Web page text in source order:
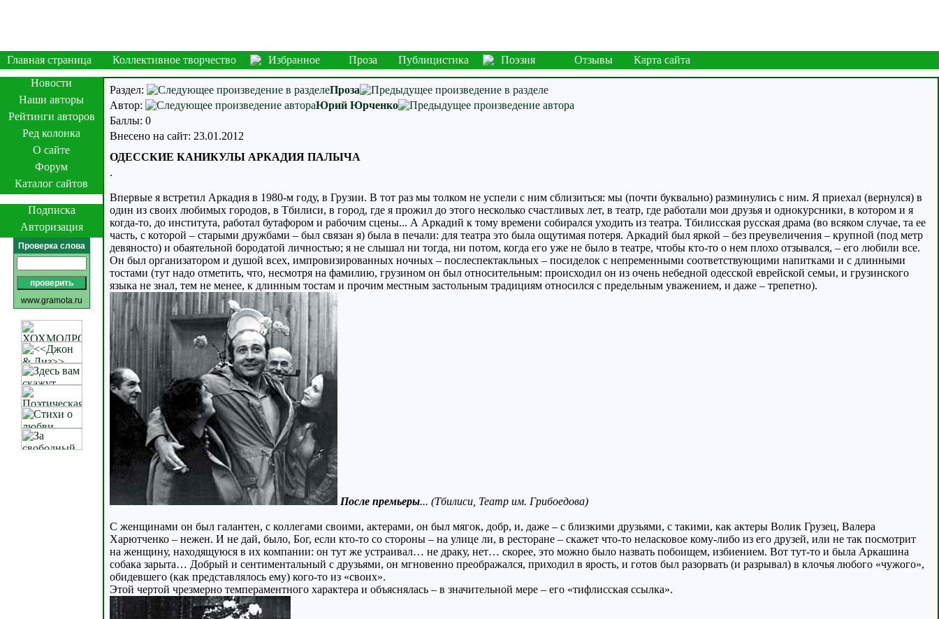
Главная страница Коллективное творчество Избранное Проза Публицистика Поэзия Отзывы
Карта сайта
Новости
Наши авторы
Рейтинги авторов
Ред колонка
О сайте
Форум
Каталог сайтов
Подписка
Авторизация
Проверка слова
www.gramota.ru
Раздел:
Проза
Автор:
Юрий Юрченко
Баллы: 0
Внесено на сайт: 23.01.2012
ОДЕССКИЕ КАНИКУЛЫ АРКАДИЯ ПАЛЫЧА
.
Впервые я встретил Аркадия в 1980-м году, в Грузии. В тот раз мы толком не успели с ним сблизиться: мы (почти буквально) разминулись с ним. Я приехал (вернулся) в
один из своих любимых городов, в Тбилиси, в город, где я прожил до этого несколько счастливых лет, в театр, где работали мои друзья и однокурсники, в котором и я
когда-то, до института, работал бутафором и рабочим сцены... А Аркадий к тому времени собирался уходить из театра. Тбилисская русская драма (во всяком случае, та ее
часть, с которой – старыми дружбами – был связан я) была в печали: для театра это была ощутимая потеря. Аркадий был яркой – без преувеличения – крупной (под метр
девяносто) и обаятельной бородатой личностью; я не слышал ни тогда, ни потом, когда его уже не было в театре, чтобы кто-то о нем плохо отзывался, – его любили все.
Он был организатором и душой всех, импровизированных ночных – послеспектакльных – посиделок с непременными соответствующими напитками и с длинными
тостами (тут надо отметить, что, несмотря на фамилию, грузином он был относительным: происходил он из очень небедной одесской еврейской семьи, и грузинского
языка не знал, тем не менее, к длинным тостам и прочим местным застольным традициям относился с предельным уважением, и даже – трепетно).
После премьеры... (Тбилиси, Театр им. Грибоедова)
С женщинами он был галантен, с коллегами своими, актерами, он был мягок, добр, и, даже – с близкими друзьями, с такими, как актеры Волик Грузец, Валера
Харютченко – нежен. И не дай, было, Бог, если кто-то со стороны – на улице ли, в ресторане – скажет что-то неласковое кому-либо из его друзей, или не так посмотрит
на женщину, находящуюся в их компании: он тут же устраивал… не драку, нет… скорее, это можно было назвать побоищем, избиением. Вот тут-то и была Аркашина
собака зарыта… Добрый и сентиментальный с друзьями, он мгновенно преображался, приходил в ярость, и готов был разорвать (и разрывал) в клочья любого «чужого»,
обидевшего (как представлялось ему) кого-то из «своих».
Этой чертой чрезмерно темпераментного характера и объяснялась – в значительной мере – его «тифлисская ссылка».